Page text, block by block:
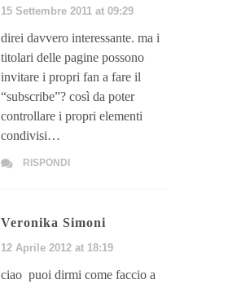
15 Settembre 2011 at 09:29
direi davvero interessante. ma i
titolari delle pagine possono
invitare i propri fan a fare il
“subscribe”? così da poter
controllare i propri elementi
condivisi…
RISPONDI
Veronika Simoni
12 Aprile 2012 at 18:19
ciao puoi dirmi come faccio a